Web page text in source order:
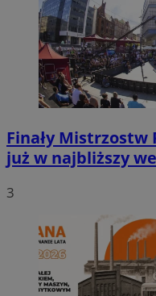
Finały Mistrzostw
już w najbliższy
3